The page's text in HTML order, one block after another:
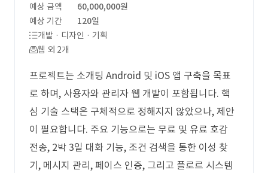
예상 금액
60,000,000원
예상 기간
120일
개발 · 디자인 · 기획
웹 외 2개
프로젝트는 소개팅 Android 및 iOS 앱 구축을 목표
로 하며, 사용자와 관리자 웹 개발이 포함됩니다. 핵
심 기술 스택은 구체적으로 정해지지 않았으나, 제안
이 필요합니다. 주요 기능으로는 무료 및 유료 호감
전송, 2박 3일 대화 기능, 조건 검색을 통한 이성 찾
기, 메시지 관리, 페이스 인증, 그리고 플로르 시스템